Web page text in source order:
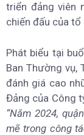
triển đảng viên
chiến đấu của
Phát biểu tại
Ban Thường vụ,
đánh giá cao
Đảng của Công
“Năm 2024,
mẽ trong công